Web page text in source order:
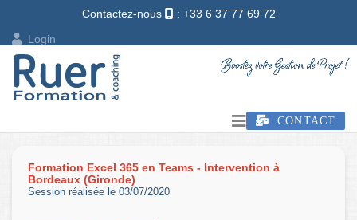
Contactez-nous
: +33 6 37 77 69 72
Login
CONTACT
Formation Excel 365 en Teams - Intervention à
Bordeaux (Gironde)
Session réalisée le 03/07/2020